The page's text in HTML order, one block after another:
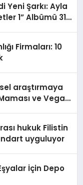
Yeni Şarkı: Ayla
1” Albümü 31
Firmaları: 10
araştırmaya
ve Vegan
hukuk Filistin
uyguluyor
İçin Depo